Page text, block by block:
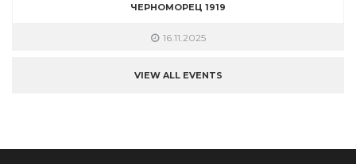
ЧЕРНОМОРЕЦ 1919
16.11.2025
VIEW ALL EVENTS